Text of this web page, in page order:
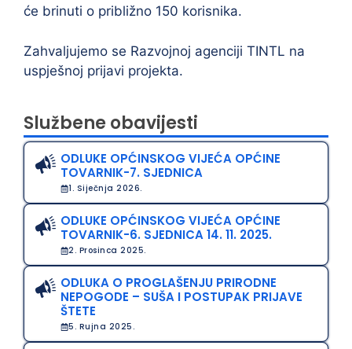
će brinuti o približno 150 korisnika.
Zahvaljujemo se Razvojnoj agenciji TINTL na
uspješnoj prijavi projekta.
Službene obavijesti
ODLUKE OPĆINSKOG VIJEĆA OPĆINE
TOVARNIK-7. SJEDNICA
1. Siječnja 2026.
ODLUKE OPĆINSKOG VIJEĆA OPĆINE
TOVARNIK-6. SJEDNICA 14. 11. 2025.
2. Prosinca 2025.
ODLUKA O PROGLAŠENJU PRIRODNE
NEPOGODE – SUŠA I POSTUPAK PRIJAVE
ŠTETE
5. Rujna 2025.